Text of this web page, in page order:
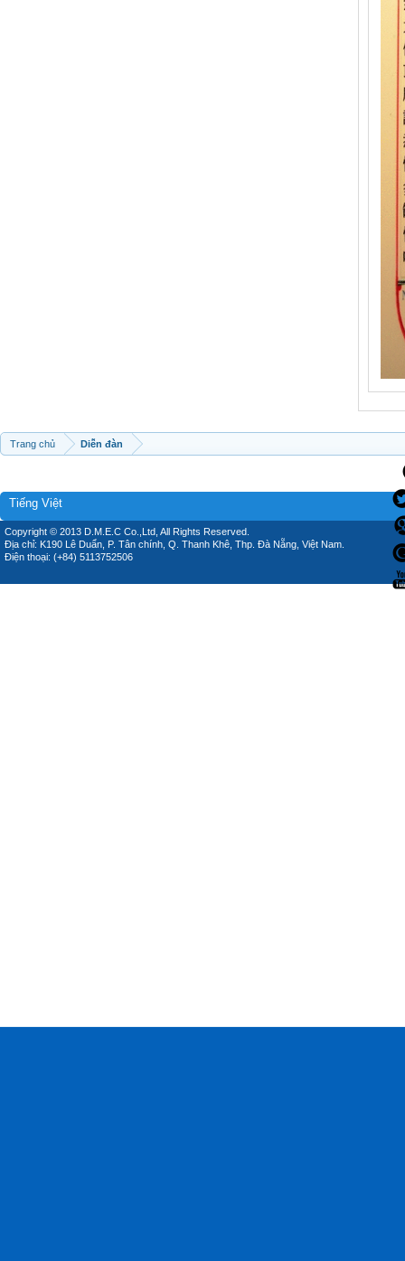
Trang chủ Diễn đàn
Tiếng Việt
Copyright © 2013 D.M.E.C Co.,Ltd, All Rights Reserved.
Địa chỉ: K190 Lê Duẩn, P. Tân chính, Q. Thanh Khê, Thp. Đà Nẵng, Việt Nam.
Điện thoại: (+84) 5113752506